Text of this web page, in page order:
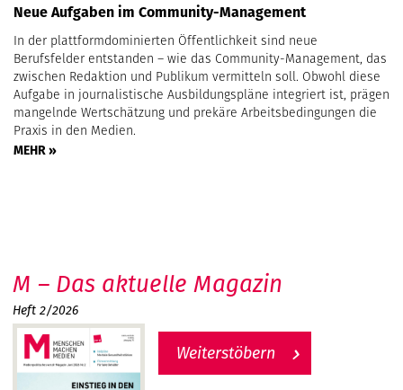
Neue Aufgaben im Community-Management
In der plattformdominierten Öffentlichkeit sind neue
Berufsfelder entstanden – wie das Community-Management, das
zwischen Redaktion und Publikum vermitteln soll. Obwohl diese
Aufgabe in journalistische Ausbildungspläne integriert ist, prägen
mangelnde Wertschätzung und prekäre Arbeitsbedingungen die
Praxis in den Medien.
MEHR »
M – Das aktuelle Magazin
Heft 2/2026
Weiterstöbern